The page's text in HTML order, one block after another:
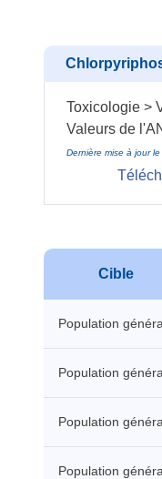
Toxicologie >
Valeurs de
Dernière mise à jour
Cible
Population
Population
Population
Population